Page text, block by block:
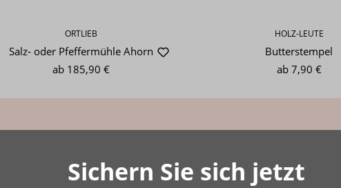
Sichern Sie sich jetzt
ORTLIEB
Salz- oder Pfeffermühle Ahorn
ab 185,90 €
HOLZ-LEUTE
Butterstempel
ab 7,90 €